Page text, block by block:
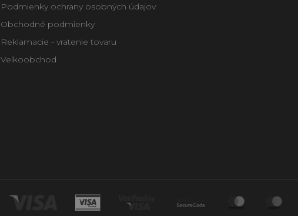
Podmienky ochrany osobných údajov
Obchodné podmienky
Reklamacie - vratenie tovaru
Velkoobchod